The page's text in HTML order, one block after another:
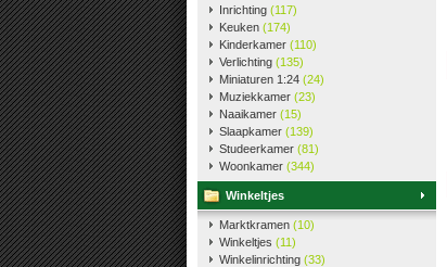
Inrichting (117)
Keuken (174)
Kinderkamer (110)
Verlichting (135)
Miniaturen 1:24 (24)
Muziekkamer (23)
Naaikamer (15)
Slaapkamer (139)
Studeerkamer (81)
Woonkamer (344)
Winkeltjes
Marktkramen (10)
Winkeltjes (11)
Winkelinrichting (33)